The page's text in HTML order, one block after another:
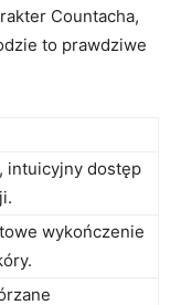
Countacha,
to prawdziwe
intuicyjny dostęp
wykończenie